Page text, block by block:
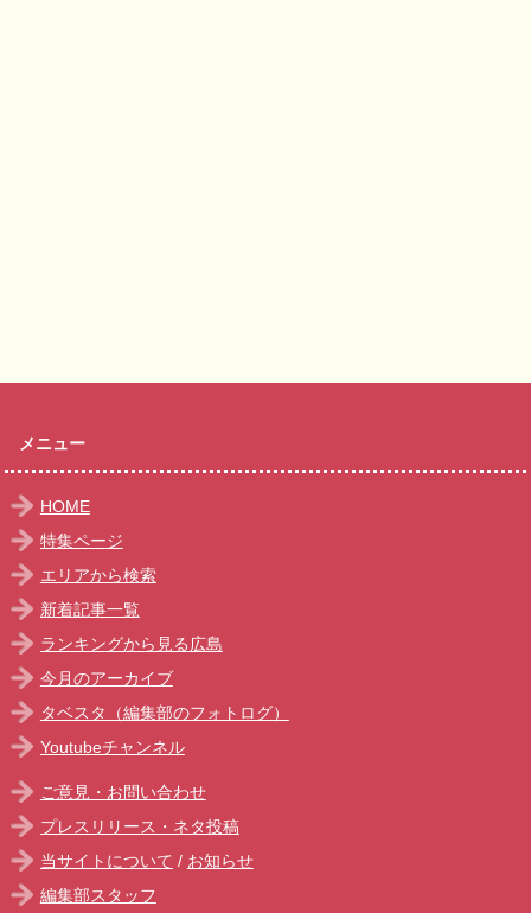
メニュー
HOME
特集ページ
エリアから検索
新着記事一覧
ランキングから見る広島
今月のアーカイブ
タベスタ（編集部のフォトログ）
Youtubeチャンネル
ご意見・お問い合わせ
プレスリリース・ネタ投稿
当サイトについて / お知らせ
編集部スタッフ